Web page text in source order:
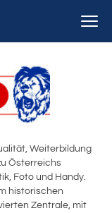
Weiterbildung
Österreichs
Foto und Handy.
historischen
Zentrale, mit